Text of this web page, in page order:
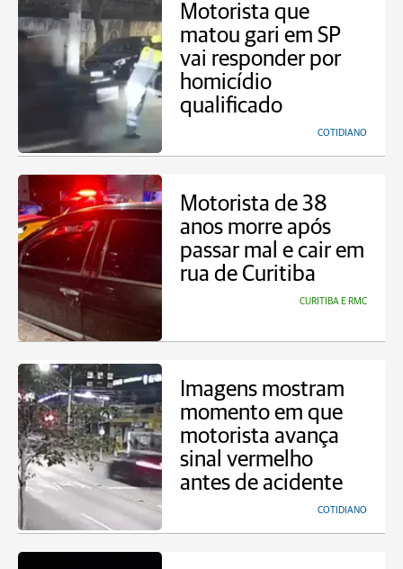
Motorista que
matou gari em SP
vai responder por
homicídio
qualificado
COTIDIANO
Motorista de 38
anos morre após
passar mal e cair em
rua de Curitiba
CURITIBA E RMC
Imagens mostram
momento em que
motorista avança
sinal vermelho
antes de acidente
COTIDIANO